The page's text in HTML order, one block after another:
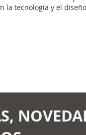
la tecnología y el